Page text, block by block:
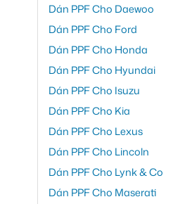
Dán PPF Cho Daewoo
Dán PPF Cho Ford
Dán PPF Cho Honda
Dán PPF Cho Hyundai
Dán PPF Cho Isuzu
Dán PPF Cho Kia
Dán PPF Cho Lexus
Dán PPF Cho Lincoln
Dán PPF Cho Lynk & Co
Dán PPF Cho Maserati